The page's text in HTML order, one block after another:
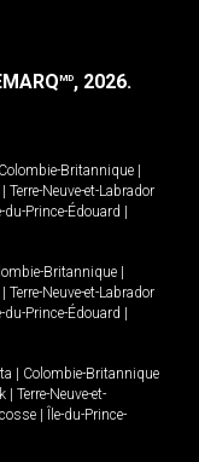
MD, 2026.
Colombie-Britannique
Terre-Neuve-et-Labrador
du-Prince-Édouard
Britannique
Terre-Neuve-et-Labrador
du-Prince-Édouard
Colombie-Britannique
Terre-Neuve-et-
Île-du-Prince-